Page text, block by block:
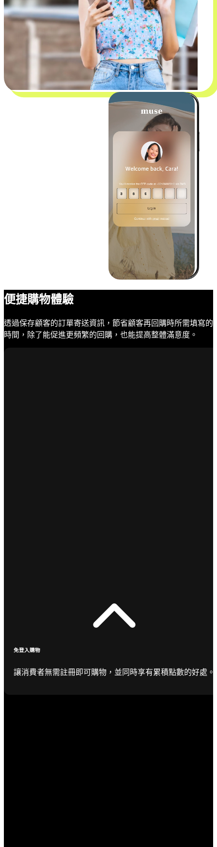
便捷購物體驗
透過保存顧客的訂單寄送資訊，節省顧客再回購時所需填寫的
時間，除了能促進更頻繁的回購，也能提高整體滿意度。
免登入購物
讓消費者無需註冊即可購物，並同時享有累積點數的好處。